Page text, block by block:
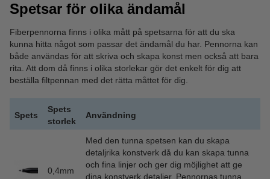
Spetsar för olika ändamål
Fiberpennorna finns i olika mått på spetsarna för att du ska
kunna hitta något som passar det ändamål du har. Pennorna kan
både användas för att skriva och skapa konst men också att bara
rita. Att dom då finns i olika storlekar gör det enkelt för dig att
beställa filtpennan med det rätta måttet för dig.
Spets
Spets
storlek
Användning
0,4mm
Med den tunna spetsen kan du skapa
detaljrika konstverk då du kan skapa tunna
och fina linjer och ger dig möjlighet att ge
dina konstverk detaljer. Pennornas tunna